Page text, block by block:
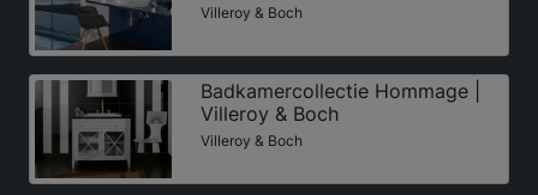
Villeroy & Boch
Badkamercollectie Hommage |
Villeroy & Boch
Villeroy & Boch